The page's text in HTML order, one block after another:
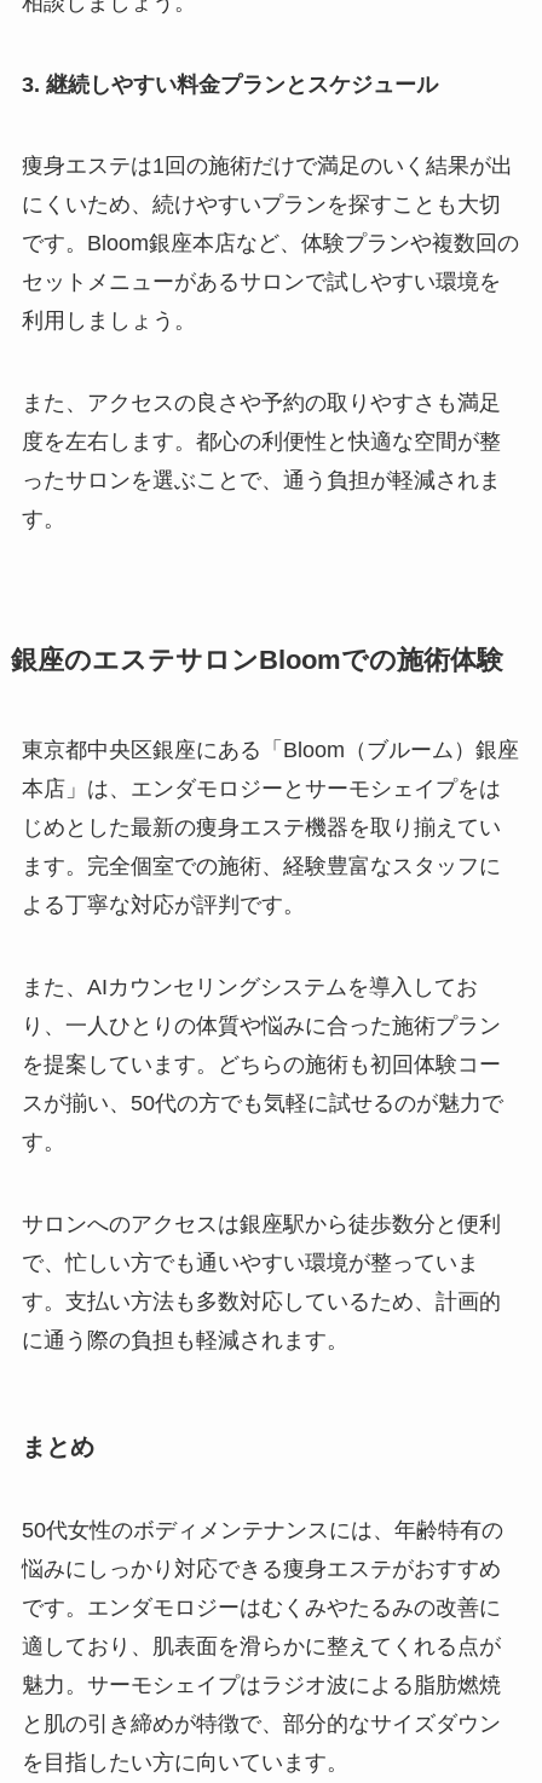
3. 継続しやすい料金プランとスケジュール
痩身エステは1回の施術だけで満足のいく結果が出
にくいため、続けやすいプランを探すことも大切
です。Bloom銀座本店など、体験プランや複数回の
セットメニューがあるサロンで試しやすい環境を
利用しましょう。
また、アクセスの良さや予約の取りやすさも満足
度を左右します。都心の利便性と快適な空間が整
ったサロンを選ぶことで、通う負担が軽減されま
す。
銀座のエステサロンBloomでの施術体験
東京都中央区銀座にある「Bloom（ブルーム）銀座
本店」は、エンダモロジーとサーモシェイプをは
じめとした最新の痩身エステ機器を取り揃えてい
ます。完全個室での施術、経験豊富なスタッフに
よる丁寧な対応が評判です。
また、AIカウンセリングシステムを導入してお
り、一人ひとりの体質や悩みに合った施術プラン
を提案しています。どちらの施術も初回体験コー
スが揃い、50代の方でも気軽に試せるのが魅力で
す。
サロンへのアクセスは銀座駅から徒歩数分と便利
で、忙しい方でも通いやすい環境が整っていま
す。支払い方法も多数対応しているため、計画的
に通う際の負担も軽減されます。
まとめ
50代女性のボディメンテナンスには、年齢特有の
悩みにしっかり対応できる痩身エステがおすすめ
です。エンダモロジーはむくみやたるみの改善に
適しており、肌表面を滑らかに整えてくれる点が
魅力。サーモシェイプはラジオ波による脂肪燃焼
と肌の引き締めが特徴で、部分的なサイズダウン
を目指したい方に向いています。